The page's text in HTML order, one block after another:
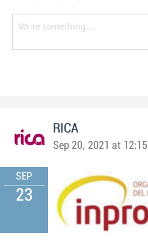
RICA
Sep 20, 2021 at 12:15
SEP
23